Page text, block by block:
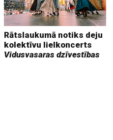
Rātslaukumā notiks deju
kolektīvu lielkoncerts
Vidusvasaras dzīvestības